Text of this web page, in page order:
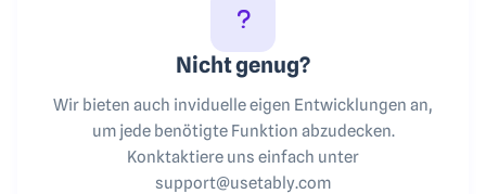
Nicht genug?
Wir bieten auch inviduelle eigen Entwicklungen an,
um jede benötigte Funktion abzudecken.
Konktaktiere uns einfach unter
support@usetably.com